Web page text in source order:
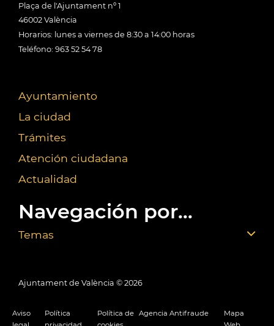
Plaça de l'Ajuntament nº 1
46002 València
Horarios: lunes a viernes de 8:30 a 14:00 horas
Teléfono: 963 52 54 78
Ayuntamiento
La ciudad
Trámites
Atención ciudadana
Actualidad
Navegación por...
Temas
Ajuntament de València © 2026
Aviso
Política
Política de Agencia Antifraude
Mapa